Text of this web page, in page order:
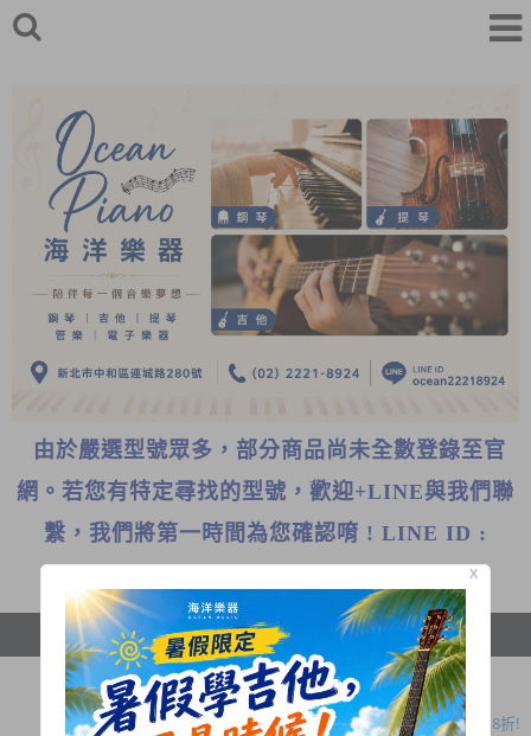
由於嚴選型號眾多，部分商品尚未全數登錄至官
網。若您有特定尋找的型號，歡迎+LINE與我們聯
繫，我們將第一時間為您確認唷 ! LINE ID :
首頁 保養維修 瀏覽紀錄
暑假限定!購買指定款吉他免費送攜帶式吉他架!
木吉他大保養原價1050元 7-8月優惠方案只要780元!
全新二胡 本月優惠一律8折!
X